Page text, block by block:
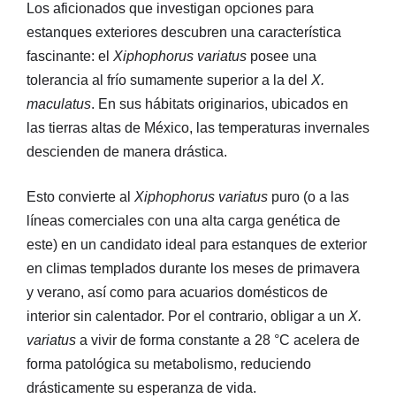
Los aficionados que investigan opciones para
estanques exteriores descubren una característica
fascinante: el Xiphophorus variatus posee una
tolerancia al frío sumamente superior a la del X.
maculatus. En sus hábitats originarios, ubicados en
las tierras altas de México, las temperaturas invernales
descienden de manera drástica.
Esto convierte al Xiphophorus variatus puro (o a las
líneas comerciales con una alta carga genética de
este) en un candidato ideal para estanques de exterior
en climas templados durante los meses de primavera
y verano, así como para acuarios domésticos de
interior sin calentador. Por el contrario, obligar a un X.
variatus a vivir de forma constante a 28 °C acelera de
forma patológica su metabolismo, reduciendo
drásticamente su esperanza de vida.